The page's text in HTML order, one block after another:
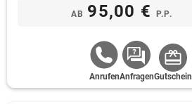
AB 95,00 € P.P.
AnrufenAnfragenGutschein